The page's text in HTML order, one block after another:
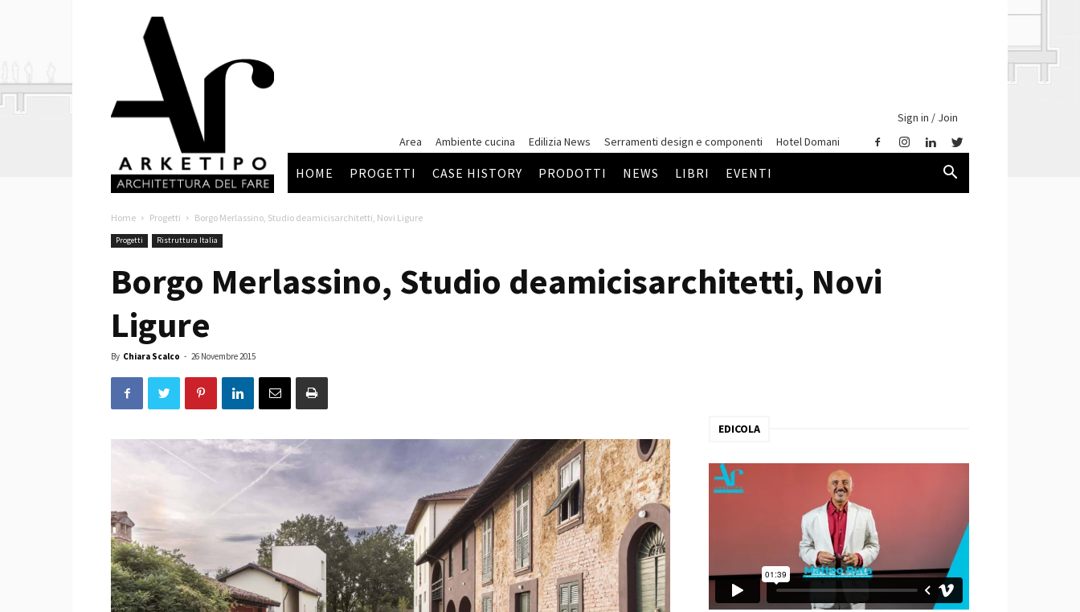
Arketipo
Sign in / Join
Area
Ambiente cucina Edilizia News Serramenti design e componenti Hotel Domani
HOME PROGETTI CASE HISTORY PRODOTTI NEWS LIBRI EVENTI
Home Progetti Borgo Merlassino, Studio deamicisarchitetti, Novi Ligure
Progetti Ristruttura Italia
Borgo Merlassino, Studio deamicisarchitetti, Novi
Ligure
By Chiara Scalco - 26 Novembre 2015
EDICOLA